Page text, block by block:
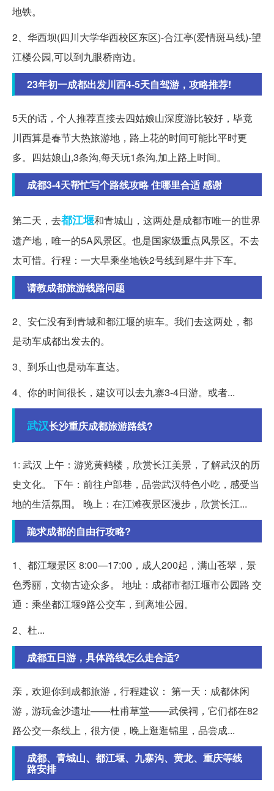
地铁。
2、华西坝(四川大学华西校区东区)-合江亭(爱情斑马线)-望
江楼公园,可以到九眼桥南边。
23年初一成都出发川西4-5天自驾游，攻略推荐!
5天的话，个人推荐直接去四姑娘山深度游比较好，毕竟
川西算是春节大热旅游地，路上花的时间可能比平时更
多。四姑娘山,3条沟,每天玩1条沟,加上路上时间。
成都3-4天帮忙写个路线攻略 住哪里合适 感谢
第二天，去都江堰和青城山，这两处是成都市唯一的世界
遗产地，唯一的5A风景区。也是国家级重点风景区。不去
太可惜。行程：一大早乘坐地铁2号线到犀牛井下车。
请教成都旅游线路问题
2、安仁没有到青城和都江堰的班车。我们去这两处，都
是动车成都出发去的。
3、到乐山也是动车直达。
4、你的时间很长，建议可以去九寨3-4日游。或者...
武汉长沙重庆成都旅游路线?
1: 武汉 上午：游览黄鹤楼，欣赏长江美景，了解武汉的历
史文化。 下午：前往户部巷，品尝武汉特色小吃，感受当
地的生活氛围。 晚上：在江滩夜景区漫步，欣赏长江...
跪求成都的自由行攻略?
1、都江堰景区 8:00—17:00，成人200起，满山苍翠，景
色秀丽，文物古迹众多。 地址：成都市都江堰市公园路 交
通：乘坐都江堰9路公交车，到离堆公园。
2、杜...
成都五日游，具体路线怎么走合适?
亲，欢迎你到成都旅游，行程建议： 第一天：成都休闲
游，游玩金沙遗址——杜甫草堂——武侯祠，它们都在82
路公交一条线上，很方便，晚上逛逛锦里，品尝成...
成都、青城山、都江堰、九寨沟、黄龙、重庆等线
路安排